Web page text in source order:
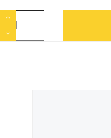
produkto
kiekis:
Smilkalų